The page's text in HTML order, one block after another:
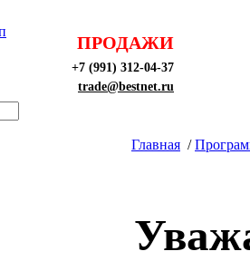
ПРОДАЖИ
+7 (991) 312-04-37
trade@bestnet.ru
Главная /